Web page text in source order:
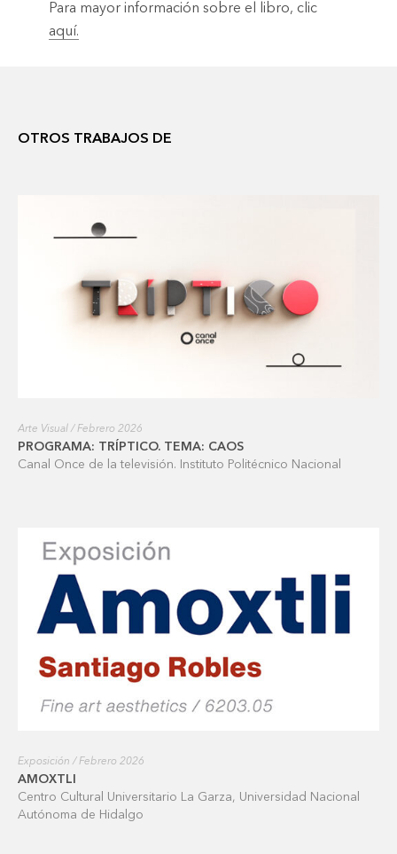
Para mayor información sobre el libro, clic
aquí.
OTROS TRABAJOS DE
Arte Visual / Febrero 2026
PROGRAMA: TRÍPTICO. TEMA: CAOS
Canal Once de la televisión. Instituto Politécnico Nacional
Exposición / Febrero 2026
AMOXTLI
Centro Cultural Universitario La Garza, Universidad Nacional
Autónoma de Hidalgo